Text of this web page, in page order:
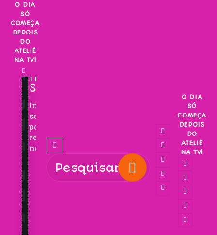
Skip
content
O DIA
SÓ
COMEÇA
DEPOIS
DO
ATELIÊ
NA TV!
INSCREVA-
SE!
Inscreva-
se
para
receber
novidades!
O DIA
SÓ
COMEÇA
DEPOIS
DO
ATELIÊ
NA TV!